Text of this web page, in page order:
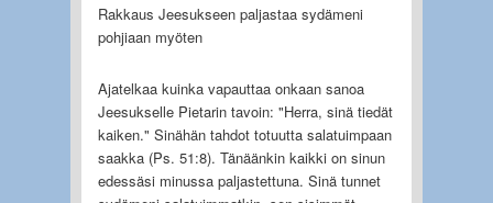
Rakkaus Jeesukseen paljastaa sydämeni
pohjiaan myöten
Ajatelkaa kuinka vapauttaa onkaan sanoa
Jeesukselle Pietarin tavoin: "Herra, sinä tiedät
kaiken." Sinähän tahdot totuutta salatuimpaan
saakka (Ps. 51:8). Tänäänkin kaikki on sinun
edessäsi minussa paljastettuna. Sinä tunnet